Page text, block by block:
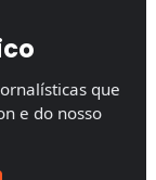
que
e do nosso